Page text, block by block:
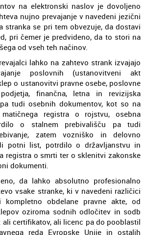
na elektronski naslov je dovoljeno
nujno prevajanje v navedeni jezični
stranka se pri tem obvezuje, da dostavi
pri čemer je predvideno, da to stori na
od vseh teh načinov.
lahko na zahtevo strank izvajajo
poslovnih (ustanovitveni akt
o ustanovitvi pravne osebe, poslovne
finančna, letna in revizijska
tudi osebnih dokumentov, kot so na
registra o rojstvu, osebna
o stalnem prebivališču pa tudi
zatem vozniško in delovno
potni list, potrdilo o državljanstvu in
registra o smrti ter o sklenitvi zakonske
dokumenti.
da lahko absolutno profesionalno
vsake stranke, ki v navedeni različici
obdelane pravne akte, od
oziroma sodnih odločitev in sodb
certifikatov, ali licenc pa do pooblastil
reda Evropske Unije in ostalih